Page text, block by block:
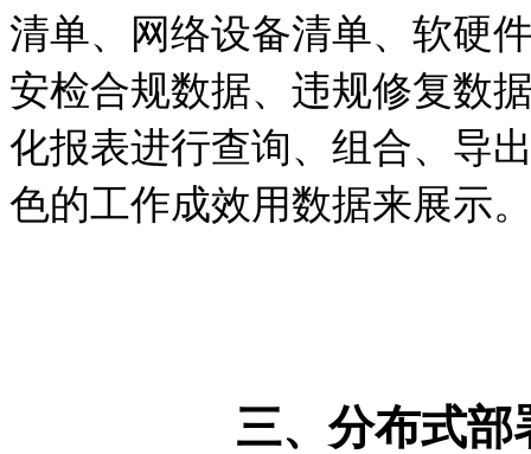
清单、网络设备清单、软硬
安检合规数据、违规修复数
化报表进行查询、组合、导
色的工作成效用数据来展示
三、分布式部